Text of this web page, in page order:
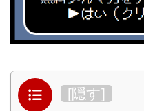
目次 [隠す]